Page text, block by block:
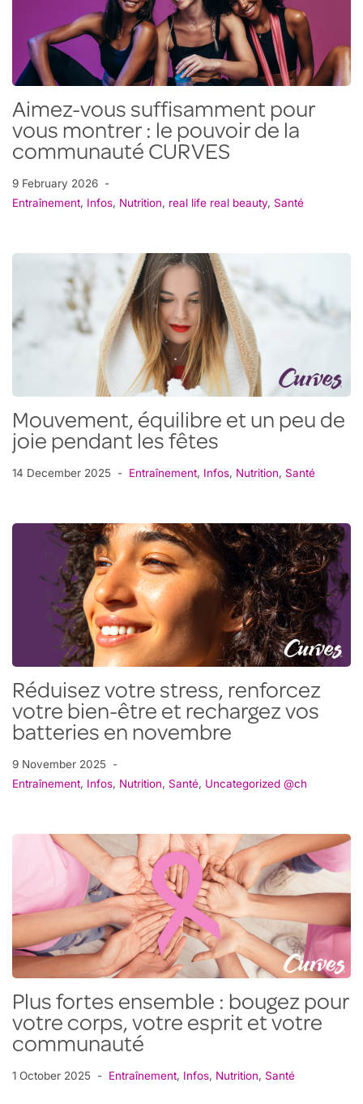
Aimez-vous suffisamment pour
vous montrer : le pouvoir de la
communauté CURVES
9 February 2026
Entraînement, Infos, Nutrition, real life real beauty, Santé
Mouvement, équilibre et un peu de
joie pendant les fêtes
14 December 2025 Entraînement, Infos, Nutrition, Santé
Réduisez votre stress, renforcez
votre bien-être et rechargez vos
batteries en novembre
9 November 2025
Entraînement, Infos, Nutrition, Santé, Uncategorized @ch
Plus fortes ensemble : bougez pour
votre corps, votre esprit et votre
communauté
1 October 2025 Entraînement, Infos, Nutrition, Santé